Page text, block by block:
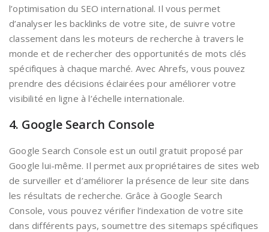
l’optimisation du SEO international. Il vous permet
d’analyser les backlinks de votre site, de suivre votre
classement dans les moteurs de recherche à travers le
monde et de rechercher des opportunités de mots clés
spécifiques à chaque marché. Avec Ahrefs, vous pouvez
prendre des décisions éclairées pour améliorer votre
visibilité en ligne à l’échelle internationale.
4. Google Search Console
Google Search Console est un outil gratuit proposé par
Google lui-même. Il permet aux propriétaires de sites web
de surveiller et d’améliorer la présence de leur site dans
les résultats de recherche. Grâce à Google Search
Console, vous pouvez vérifier l’indexation de votre site
dans différents pays, soumettre des sitemaps spécifiques